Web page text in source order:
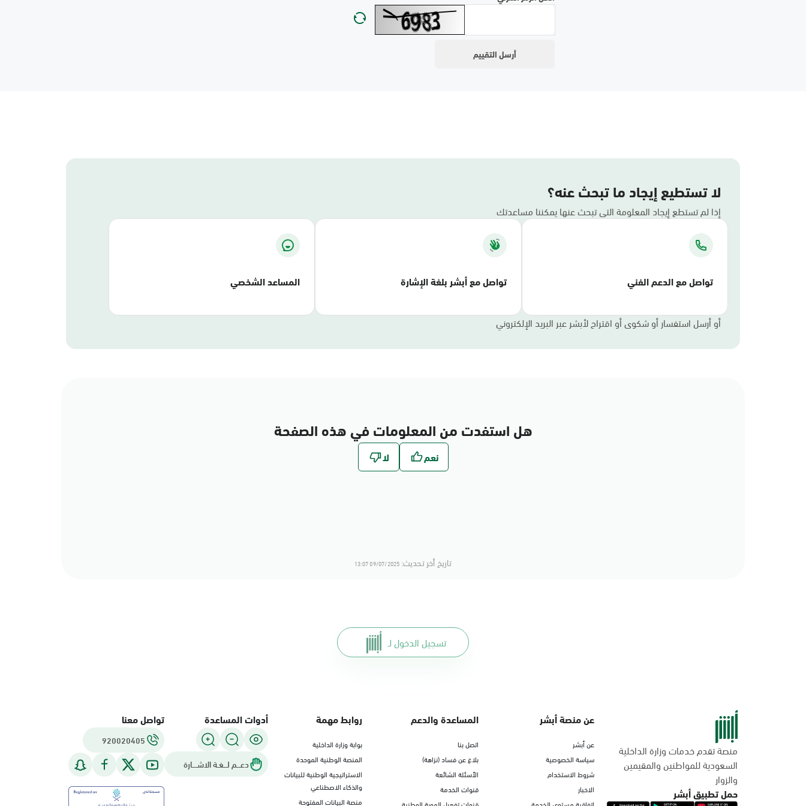
لا تستطيع إيجاد ما تبحث عنه؟
إذا لم تستطع إيجاد المعلومة التي تبحث عنها يمكننا مساعدتك
تواصل مع الدعم الفني تواصل مع أبشر بلغة الإشارة المساعد الشخصي
أو أرسل استفسار أو شكوى أو اقتراح لأبشر عبر البريد الإلكتروني
هل استفدت من المعلومات في هذه الصفحة
تاريخ أخر تحديث: 09/07/2025 13:07
تسجيل الدخول لـ
منصة تقدم خدمات وزارة الداخلية
السعودية للمواطنين والمقيمين
والزوار
حمل تطبيق أبشر
عن منصة أبشر
عن أبشر
سياسة الخصوصية
شروط الاستخدام
الاخبار
المساعدة والدعم
اتصل بنا
بلاغ عن فساد (نزاهة)
الأسئلة الشائعة
قنوات الخدمة
روابط مهمة
بوابة وزارة الداخلية
المنصة الوطنية الموحدة
الاستراتيجية الوطنية للبيانات
والذكاء الاصطناعي
منصة البيانات المفتوحة
أدوات المساعدة
دعـــم لـــغـة الاشــــارة
تواصل معنا
920020405